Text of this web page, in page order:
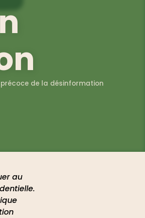
de la désinformation
au